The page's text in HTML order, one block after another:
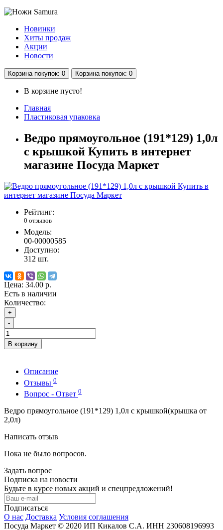
Новинки
Хиты продаж
Акции
Новости
Корзинапокупок: 0 Корзинапокупок: 0
В корзине пусто!
Главная
Пластиковая упаковка
Ведро прямоугольное (191*129) 1,0л
с крышкой Купить в интернет
магазине Посуда Маркет
Рейтинг:
0 отзывов
Модель:
00-00000585
Доступно:
312 шт.
Цена: 34.00 р.
Есть в наличии
Количество:
+
-
В корзину
Описание
Отзывы 0
Вопрос - Ответ 0
Ведро прямоугольное (191*129) 1,0л с крышкой(крышка от
2,0л)
Написать отзыв
Пока не было вопросов.
Задать вопрос
Подписка на новости
Будьте в курсе новых акций и спецпредложений!
Подписаться
О нас Доставка Условия соглашения
Посуда Маркет © 2020 ИП Кикалов С.А. ИНН 230608196993